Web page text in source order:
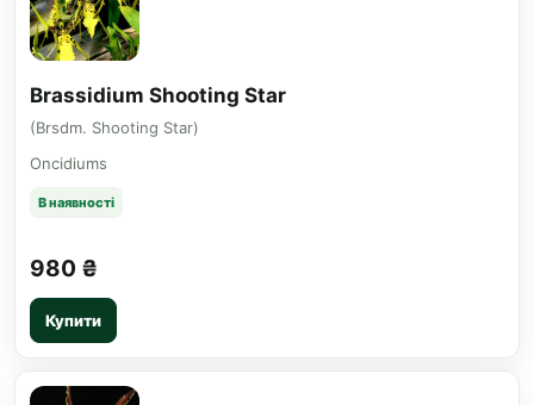
Brassidium Shooting Star
(Brsdm. Shooting Star)
Oncidiums
В наявності
980 ₴
Купити